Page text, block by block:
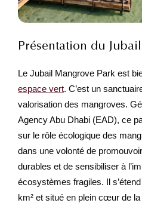
Présentation du
Le Jubail Mangrove Park est
espace vert. C’est un
valorisation des mangroves.
Agency Abu Dhabi (EAD), ce
sur le rôle écologique des
dans une volonté de
durables et de sensibiliser à
écosystèmes fragiles. Il
km² et situé en plein cœur de la